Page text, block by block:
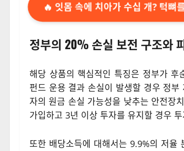
🔥 잇몸 속에 치아가 수십 개? 턱
정부의 20% 손실 보전 구조와
해당 상품의 핵심적인 특징은 정부가
펀드 운용 결과 손실이 발생할 경우 정
자의 원금 손실 가능성을 낮추는 안전장
가입하고 3년 이상 투자를 유지할 경우
또한 배당소득에 대해서는 9.9%의 저율